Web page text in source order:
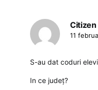
Citizen
11
S-au dat coduri
In ce județ?